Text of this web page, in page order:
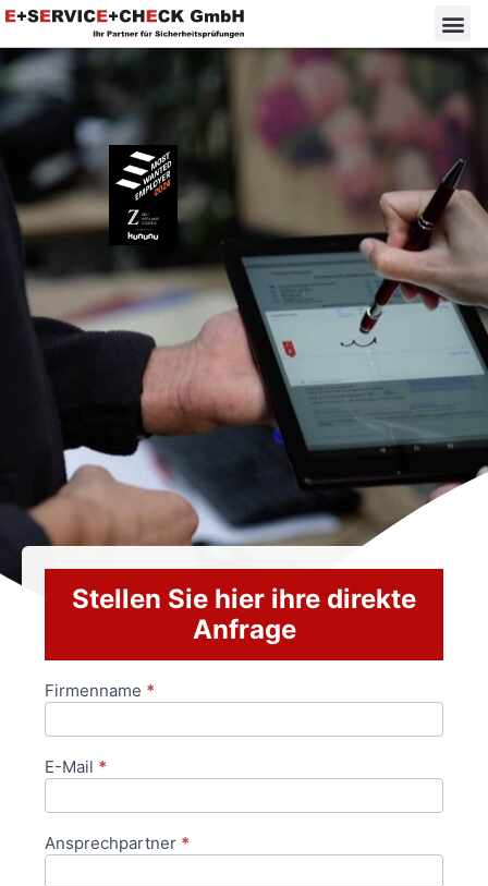
Stellen Sie hier ihre direkte
Anfrage
Anfrageformular
Firmenname *
E-Mail *
Ansprechpartner *